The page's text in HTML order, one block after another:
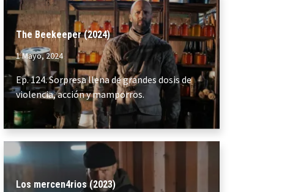
The Beekeeper (2024)
1 Mayo, 2024
Ep. 124. Sorpresa llena de grandes dosis de
violencia, acción y mamporros.
Los mercen4rios (2023)